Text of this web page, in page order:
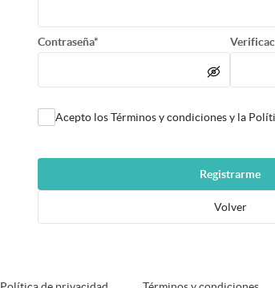
Contraseña*
Acepto los Términos y condiciones y la
Registrarme
Volver